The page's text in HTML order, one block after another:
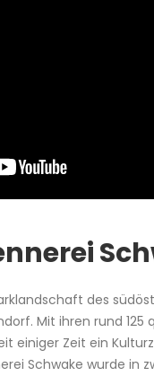
des
Mit ihren rund
einiger Zeit ein
Schwake wurde